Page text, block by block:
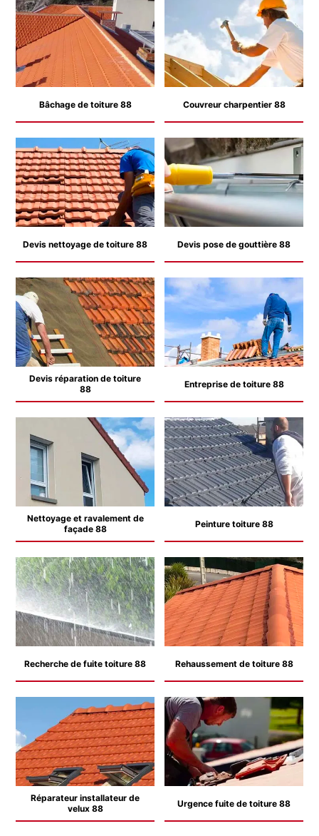
Bâchage de toiture 88 Couvreur charpentier 88
Devis nettoyage de toiture 88 Devis pose de gouttière 88
Devis réparation de toiture
88
Entreprise de toiture 88
Nettoyage et ravalement de
façade 88
Peinture toiture 88
Recherche de fuite toiture 88 Rehaussement de toiture 88
Réparateur installateur de
velux 88
Urgence fuite de toiture 88